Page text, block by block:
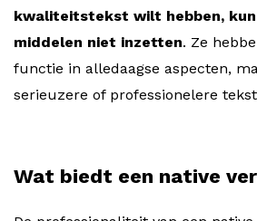
kwaliteitstekst wilt hebben,
middelen niet inzetten. Ze
functie in alledaagse aspecten,
serieuzere of professionelere
Wat biedt een native